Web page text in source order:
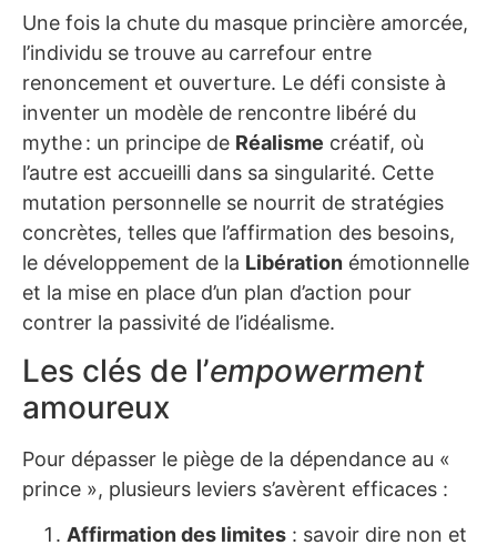
Une fois la chute du masque princière amorcée,
l’individu se trouve au carrefour entre
renoncement et ouverture. Le défi consiste à
inventer un modèle de rencontre libéré du
mythe : un principe de Réalisme créatif, où
l’autre est accueilli dans sa singularité. Cette
mutation personnelle se nourrit de stratégies
concrètes, telles que l’affirmation des besoins,
le développement de la Libération émotionnelle
et la mise en place d’un plan d’action pour
contrer la passivité de l’idéalisme.
Les clés de l’empowerment
amoureux
Pour dépasser le piège de la dépendance au «
prince », plusieurs leviers s’avèrent efficaces :
Affirmation des limites : savoir dire non et